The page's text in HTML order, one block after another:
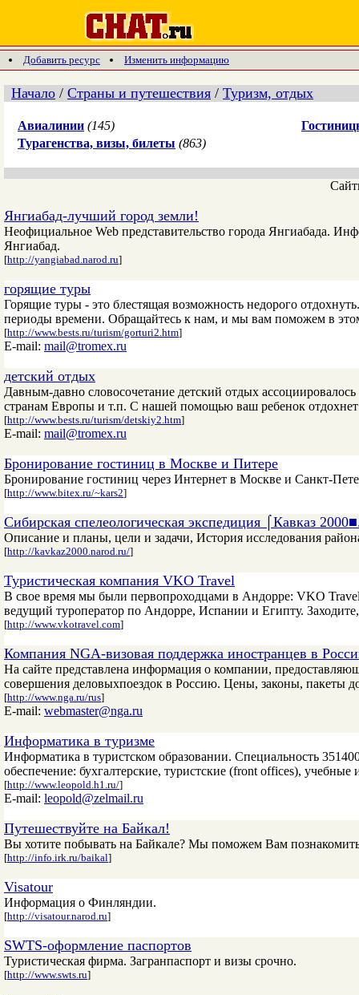
Добавить ресурс Изменить информацию
Начало / Страны и путешествия / Туризм, отдых
Авиалинии (145)
Турагенства, визы, билеты (863)
Янгиабад-лучший город земли!
Неофициальное Web представительство города Янгиабада.
Янгиабад.
[http://yangiabad.narod.ru]
горящие туры
Горящие туры - это блестящая возможность недорого
периоды времени. Обращайтесь к нам, и мы вам поможем в
[http://www.bests.ru/turism/gorturi2.htm]
E-mail: mail@tromex.ru
детский отдых
Давным-давно словосочетание детский отдых
странам Европы и т.п. С нашей помощью ваш ребенок
[http://www.bests.ru/turism/detskiy2.htm]
E-mail: mail@tromex.ru
Бронирование гостиниц в Москве и Питере
Бронирование гостиниц через Интернет в Москве и Санкт-
[http://www.bitex.ru/~kars2]
Сибирская спелеологическая экспедиция ⌠Кавказ
Описание и планы, цели и задачи, История исследования
[http://kavkaz2000.narod.ru/]
Туристическая компания VKO Travel
В свое время мы были первопроходцами в Андорре: VKO Travel
ведущий туроператор по Андорре, Испании и Египту.
[http://www.vkotravel.com]
Компания NGA-визовая поддержка иностранцев в
На сайте представлена информация о компании,
совершения деловыхпоездок в Россию. Цены, законы, пакеты
[http://www.nga.ru/rus]
E-mail: webmaster@nga.ru
Информатика в туризме
Информатика в туристском образовании. Специальность
обеспечение: бухгалтерские, туристские (front offices),
[http://www.leopold.h1.ru/]
E-mail: leopold@zelmail.ru
Путешествуйте на Байкал!
Вы хотите побывать на Байкале? Мы поможем Вам
[http://info.irk.ru/baikal]
Visatour
Информация о Финляндии.
[http://visatour.narod.ru]
SWTS-оформление паспортов
Туристическая фирма. Загранпаспорт и визы срочно.
[http://www.swts.ru]